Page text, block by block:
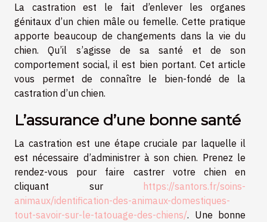
La castration est le fait d’enlever les organes
génitaux d’un chien mâle ou femelle. Cette pratique
apporte beaucoup de changements dans la vie du
chien. Qu’il s’agisse de sa santé et de son
comportement social, il est bien portant. Cet article
vous permet de connaître le bien-fondé de la
castration d’un chien.
L’assurance d’une bonne santé
La castration est une étape cruciale par laquelle il
est nécessaire d’administrer à son chien. Prenez le
rendez-vous pour faire castrer votre chien en
cliquant sur
https://santors.fr/soins-
animaux/identification-des-animaux-domestiques-
tout-savoir-sur-le-tatouage-des-chiens/. Une bonne